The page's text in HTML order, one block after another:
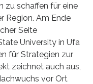
zu schaffen für eine
Region. Am Ende
Seite
University in Ufa
für Strategien zur
zeichnet auch aus,
vor Ort